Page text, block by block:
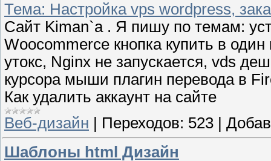
Тема: Настройка vps wordpress,
Сайт Kiman`a . Я пишу по темам:
Woocommerce кнопка купить в
утокс, Nginx не запускается, vds
курсора мыши плагин перевода в
Как удалить аккаунт на сайте
Веб-дизайн
Переходов: 523
Шаблоны html Дизайн